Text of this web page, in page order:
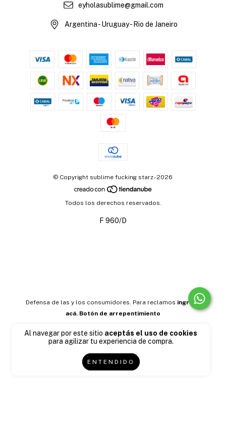
Al navegar por este sitio aceptás el uso de cookies
para agilizar tu experiencia de compra.
ENTENDIDO
eyholasublime@gmail.com
Argentina - Uruguay - Rio de Janeiro
© Copyright sublime fucking starz - 2026
Todos los derechos reservados.
F 960/D
Defensa de las y los consumidores. Para reclamos ingresá
acá. Botón de arrepentimiento